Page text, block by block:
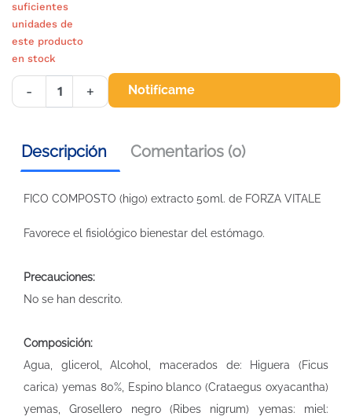
suficientes
unidades de
este producto
en stock
- + Notifícame
Descripción Comentarios (0)
FICO COMPOSTO (higo) extracto 50ml. de FORZA VITALE
Favorece el fisiológico bienestar del estómago.
Precauciones:
No se han descrito.
Composición:
Agua, glicerol, Alcohol, macerados de: Higuera (Ficus
carica) yemas 80%, Espino blanco (Crataegus oxyacantha)
yemas, Grosellero negro (Ribes nigrum) yemas: miel: